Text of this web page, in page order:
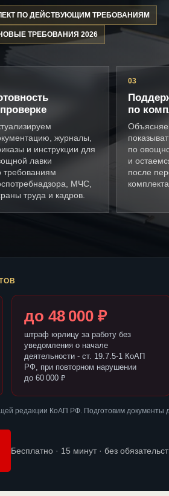
ПО ДЕЙСТВУЮЩИМ ТРЕБОВАНИЯМ
ТРЕБОВАНИЯ 2026
журналы,
и инструкции для
лавки
требованиям
МЧС,
труда и кадров.
03
по
по
и
после
до 48 000 ₽
штраф юрлицу за работу без
уведомления о начале
деятельности - ст. 19.7.5-1 КоАП
РФ, при повторном нарушении
до 60 000 ₽
редакции КоАП РФ. Подготовим
Бесплатно · 15 минут · без